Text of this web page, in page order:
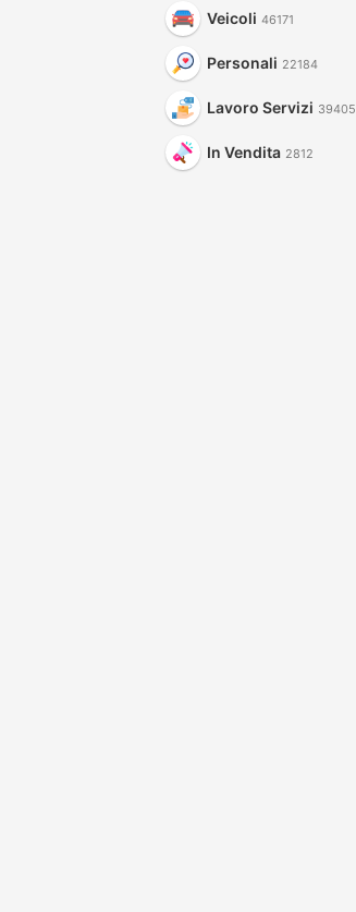
Veicoli 46171
Personali 22184
Lavoro Servizi 39405
In Vendita 2812